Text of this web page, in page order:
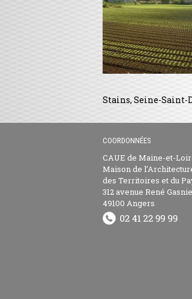
Stains, Seine-Saint-
COORDONNÉES
CAUE de Maine-et-
Maison de
des Territoires et du
312 avenue René
49100 Angers